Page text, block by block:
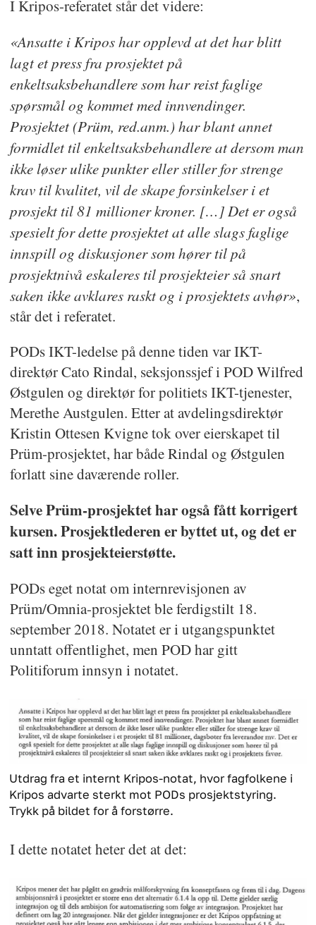
I Kripos-referatet står det videre:
«Ansatte i Kripos har opplevd at det har blitt
lagt et press fra prosjektet på
enkeltsaksbehandlere som har reist faglige
spørsmål og kommet med innvendinger.
Prosjektet (Prüm, red.anm.) har blant annet
formidlet til enkeltsaksbehandlere at dersom man
ikke løser ulike punkter eller stiller for strenge
krav til kvalitet, vil de skape forsinkelser i et
prosjekt til 81 millioner kroner. […] Det er også
spesielt for dette prosjektet at alle slags faglige
innspill og diskusjoner som hører til på
prosjektnivå eskaleres til prosjekteier så snart
saken ikke avklares raskt og i prosjektets avhør»,
står det i referatet.
PODs IKT-ledelse på denne tiden var IKT-
direktør Cato Rindal, seksjonssjef i POD Wilfred
Østgulen og direktør for politiets IKT-tjenester,
Merethe Austgulen. Etter at avdelingsdirektør
Kristin Ottesen Kvigne tok over eierskapet til
Prüm-prosjektet, har både Rindal og Østgulen
forlatt sine daværende roller.
Selve Prüm-prosjektet har også fått korrigert
kursen. Prosjektlederen er byttet ut, og det er
satt inn prosjekteierstøtte.
PODs eget notat om internrevisjonen av
Prüm/Omnia-prosjektet ble ferdigstilt 18.
september 2018. Notatet er i utgangspunktet
unntatt offentlighet, men POD har gitt
Politiforum innsyn i notatet.
Utdrag fra et internt Kripos-notat, hvor fagfolkene i
Kripos advarte sterkt mot PODs prosjektstyring.
Trykk på bildet for å forstørre.
I dette notatet heter det at det: